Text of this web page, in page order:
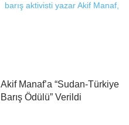
Akif Manaf’a “Sudan-Türkiye
Barış Ödülü” Verildi